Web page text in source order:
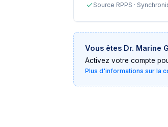
Source RPPS ·
Vous êtes Dr. Marine
Activez votre compte
Plus d'informations sur la